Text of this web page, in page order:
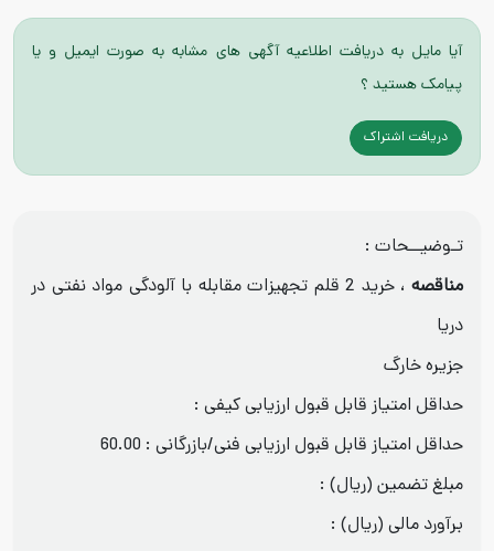
آیا مایل به دریافت اطلاعیه آگهی های مشابه به صورت ایمیل و یا
پیامک هستید ؟
دریافت اشتراک
تـوضیــحات :
مناقصه
، خرید 2 قلم تجهیزات مقابله با آلودگی مواد نفتی در
دریا
جزیره خارگ
حداقل امتیاز قابل قبول ارزیابی کیفی :
حداقل امتیاز قابل قبول ارزیابی فنی/بازرگانی : 60.00
مبلغ تضمین (ریال) :
برآورد مالی (ریال) :